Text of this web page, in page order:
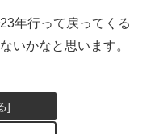
年行って戻ってくる
いかなと思います。